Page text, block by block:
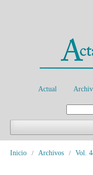
Actual
Inicio / Archivos / Vol.